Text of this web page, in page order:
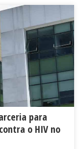
para
o HIV no